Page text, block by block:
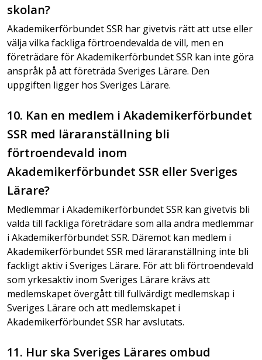
skolan?
Akademikerförbundet SSR har givetvis rätt att utse eller
välja vilka fackliga förtroendevalda de vill, men en
företrädare för Akademikerförbundet SSR kan inte göra
anspråk på att företräda Sveriges Lärare. Den
uppgiften ligger hos Sveriges Lärare.
10. Kan en medlem i Akademikerförbundet
SSR med läraranställning bli
förtroendevald inom
Akademikerförbundet SSR eller Sveriges
Lärare?
Medlemmar i Akademikerförbundet SSR kan givetvis bli
valda till fackliga företrädare som alla andra medlemmar
i Akademikerförbundet SSR. Däremot kan medlem i
Akademikerförbundet SSR med läraranställning inte bli
fackligt aktiv i Sveriges Lärare. För att bli förtroendevald
som yrkesaktiv inom Sveriges Lärare krävs att
medlemskapet övergått till fullvärdigt medlemskap i
Sveriges Lärare och att medlemskapet i
Akademikerförbundet SSR har avslutats.
11. Hur ska Sveriges Lärares ombud